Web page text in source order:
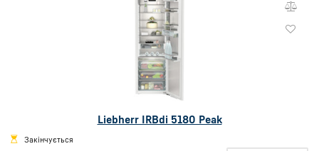
Liebherr IRBdi 5180 Peak
Закінчується